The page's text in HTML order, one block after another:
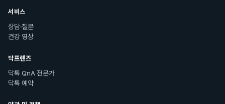
서비스
상담·질문
건강 영상
닥프렌즈
닥톡 QnA 전문가
닥톡 예약